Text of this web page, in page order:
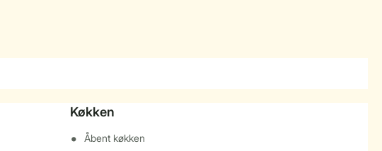
Køkken
Åbent køkken